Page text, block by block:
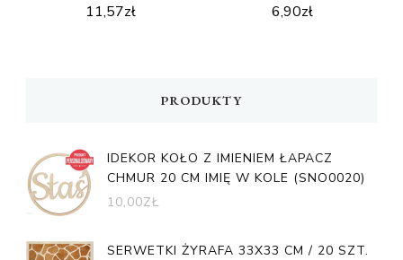
11,57zł 6,90zł
PRODUKTY
IDEKOR KOŁO Z IMIENIEM ŁAPACZ
CHMUR 20 CM IMIĘ W KOLE (SNO0020)
10,00ZŁ
SERWETKI ŻYRAFA 33X33 CM / 20 SZT.